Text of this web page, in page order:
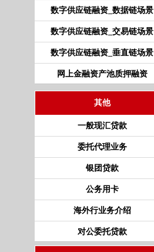
数字供应链融资_数据链场景
数字供应链融资_交易链场景
数字供应链融资_垂直链场景
网上金融资产池质押融资
其他
一般现汇贷款
委托代理业务
银团贷款
公务用卡
海外行业务介绍
对公委托贷款